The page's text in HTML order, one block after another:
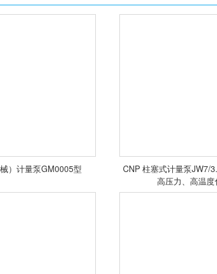
械）计量泵GM0005型
CNP 柱塞式计量泵JW7/
高压力、高温度